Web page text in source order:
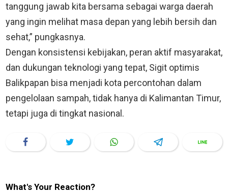
tanggung jawab kita bersama sebagai warga daerah
yang ingin melihat masa depan yang lebih bersih dan
sehat,” pungkasnya.
Dengan konsistensi kebijakan, peran aktif masyarakat,
dan dukungan teknologi yang tepat, Sigit optimis
Balikpapan bisa menjadi kota percontohan dalam
pengelolaan sampah, tidak hanya di Kalimantan Timur,
tetapi juga di tingkat nasional.
What's Your Reaction?